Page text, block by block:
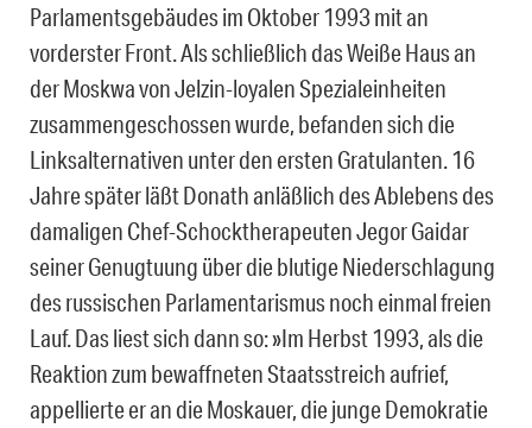
Parlamentsgebäudes im Oktober 1993 mit an
vorderster Front. Als schließlich das Weiße Haus an
der Moskwa von Jelzin-loyalen Spezialeinheiten
zusammengeschossen wurde, befanden sich die
Linksalternativen unter den ersten Gratulanten. 16
Jahre später läßt Donath anläßlich des Ablebens des
damaligen Chef-SchocktherapeutenJegorGaidar
seiner Genugtuung über die blutige Niederschlagung
des russischen Parlamentarismus noch einmal freien
Lauf. Das liest sich dann so: »Im Herbst 1993, als die
Reaktion zum bewaffneten Staatsstreich aufrief,
appellierte er an die Moskauer, die junge Demokratie